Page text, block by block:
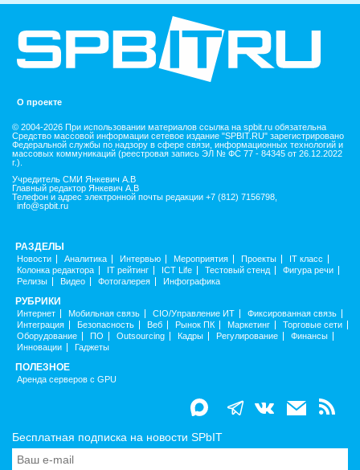
О проекте
© 2004-2026 При использовании материалов ссылка на spbit.ru обязательна
Средство массовой информации сетевое издание "SPBIT.RU" зарегистрировано
Федеральной службы по надзору в сфере связи, информационных технологий и
массовых коммуникаций (реестровая запись ЭЛ № ФС 77 - 84345 от 26.12.2022
г.).
Учредитель СМИ Янкевич А.В
Главный редактор Янкевич А.В
Телефон и адрес электронной почты редакции +7 (812) 7156798,
info@spbit.ru
РАЗДЕЛЫ
Новости Аналитика Интервью Мероприятия Проекты
IT класс
Колонка редактора
IT рейтинг ICT Life Тестовый стенд
Фигура речи
Релизы
Видео Фотогалерея Инфографика
РУБРИКИ
Интернет Мобильная связь CIO/Управление ИТ
Фиксированная связь
Интеграция
Безопасность Веб Рынок ПК Маркетинг
Торговые сети
Оборудование
ПО Outsourcing Кадры Регулирование
Финансы
Инновации
Гаджеты
ПОЛЕЗНОЕ
Аренда серверов с GPU
Бесплатная подписка на новости SPbIT